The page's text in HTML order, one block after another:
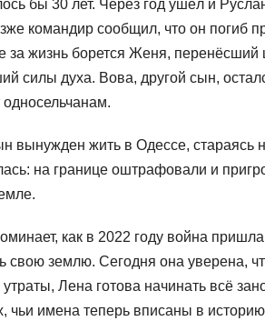
бы 30 лет. Через год ушёл и
командир сообщил, что он погиб
за жизнь борется Женя,
силы духа. Вова, другой сын,
односельчанам.
вынужден жить в Одессе, стараясь
на границе оштрафовали и
как в 2022 году война
свою землю. Сегодня она уверена,
утраты, Лена готова начинать всё
чьи имена теперь вписаны в